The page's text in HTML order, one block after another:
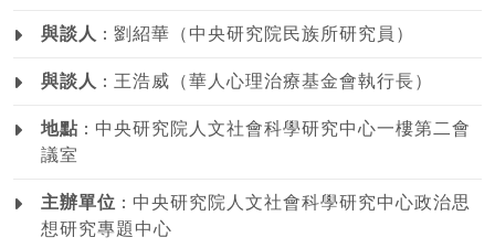
與談人 : 劉紹華（中央研究院民族所研究員）
與談人 : 王浩威（華人心理治療基金會執行長）
地點 : 中央研究院人文社會科學研究中心一樓第二會
議室
主辦單位 : 中央研究院人文社會科學研究中心政治思
想研究專題中心